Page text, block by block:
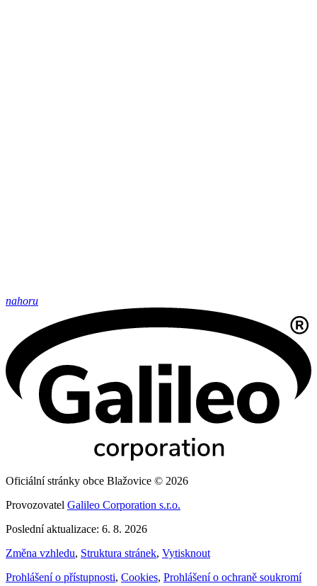
nahoru
Oficiální stránky obce Blažovice © 2026
Provozovatel Galileo Corporation s.r.o.
Poslední aktualizace: 6. 8. 2026
Změna vzhledu, Struktura stránek, Vytisknout
Prohlášení o přístupnosti, Cookies, Prohlášení o ochraně soukromí